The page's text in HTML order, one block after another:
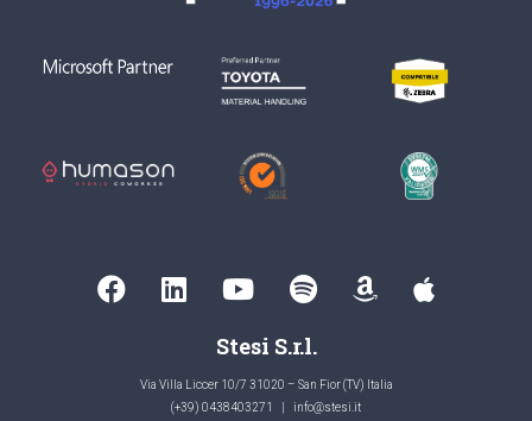
Stesi S.r.l.
Via Villa Liccer 10/7 31020 – San Fior (TV) Italia
(+39) 0438403271
info@stesi.it